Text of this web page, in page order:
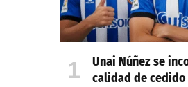
Unai Núñez se
calidad de cedido